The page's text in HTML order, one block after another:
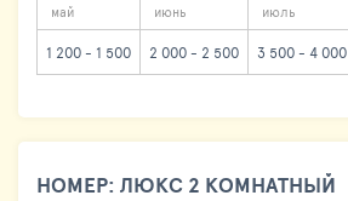
май июнь июль
1 200 - 1 500 2 000 - 2 500 3 500 - 4 000
НОМЕР: ЛЮКС 2 КОМНАТНЫЙ